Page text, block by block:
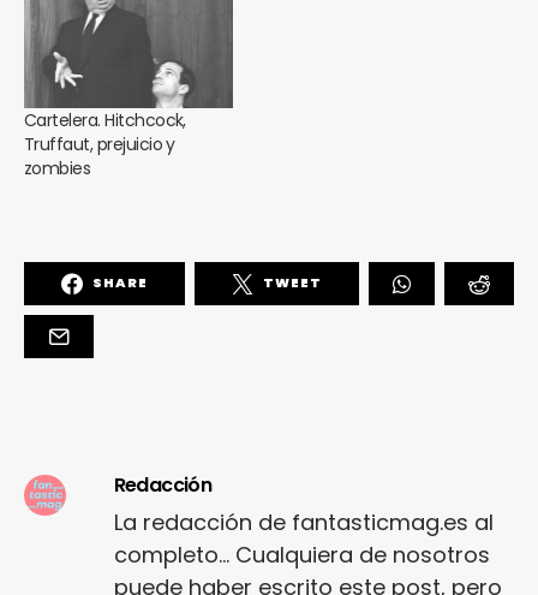
Cartelera. Hitchcock,
Truffaut, prejuicio y
zombies
SHARE TWEET
Redacción
La redacción de fantasticmag.es al
completo... Cualquiera de nosotros
puede haber escrito este post, pero